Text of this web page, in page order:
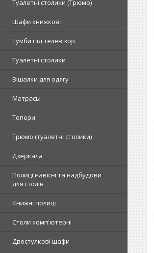
Туалетні столики (Трюмо)
Шафи книжкові
Тумби під телевізор
Туалетні столики
Вішалки для одягу
Матрасы
Топери
Tрюмо (туалетні столики)
Дзеркала
Полиці навісні та надбудови
для столів
Книжні полиці
Столи комп'ютерні
Двостулкові шафи